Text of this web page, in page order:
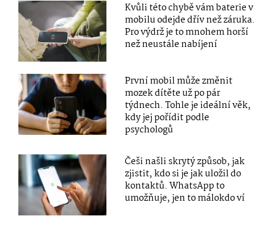
Kvůli této chybě vám baterie v
mobilu odejde dřív než záruka.
Pro výdrž je to mnohem horší
než neustále nabíjení
První mobil může změnit
mozek dítěte už po pár
týdnech. Tohle je ideální věk,
kdy jej pořídit podle
psychologů
Češi našli skrytý způsob, jak
zjistit, kdo si je jak uložil do
kontaktů. WhatsApp to
umožňuje, jen to málokdo ví